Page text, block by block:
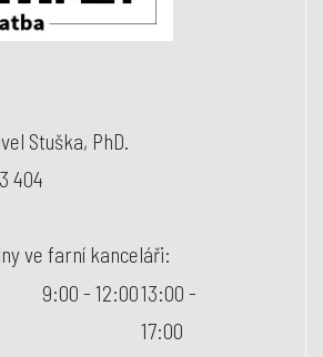
Stuška, PhD.
404
ve farní kanceláři:
9:00 - 12:0013:00 -
17:00